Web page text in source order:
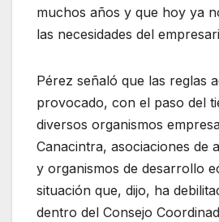
muchos años y que hoy ya
las necesidades del
Pérez señaló que las reglas
provocado, con el paso del
diversos organismos
Canacintra, asociaciones de
y organismos de desarrollo
situación que, dijo, ha
dentro del Consejo